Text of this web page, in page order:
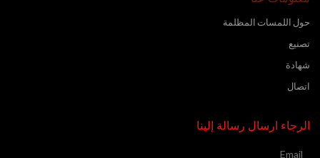
حول اللمسات المظلمة
تصنيع
شهادة
اتصال
الرجاء ارسال رسالة إلينا